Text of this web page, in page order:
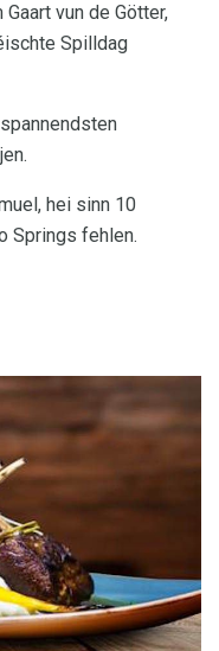
vun de Götter,
Spilldag
hei sinn 10
Springs fehlen.